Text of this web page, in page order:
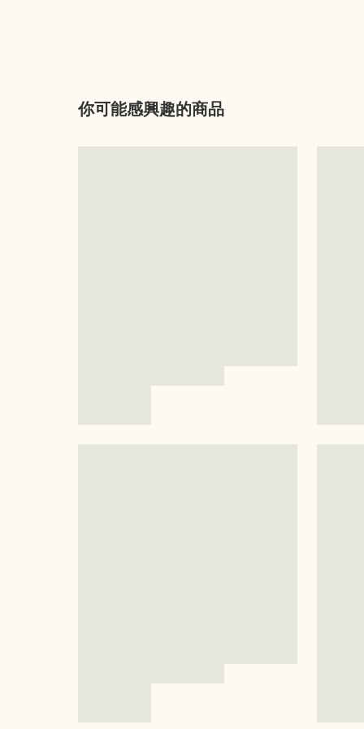
你可能感興趣的商品